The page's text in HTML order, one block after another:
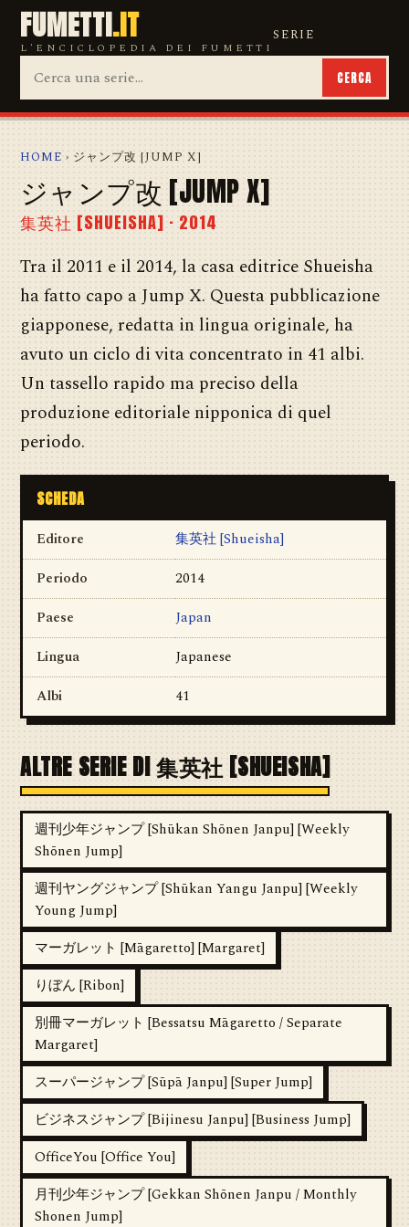
FUMETTI.IT
L'ENCICLOPEDIA DEI FUMETTI
SERIE
CERCA
HOME › ジャンプ改 [JUMP X]
ジャンプ改 [JUMP X]
集英社 [SHUEISHA] · 2014
Tra il 2011 e il 2014, la casa editrice Shueisha
ha fatto capo a Jump X. Questa pubblicazione
giapponese, redatta in lingua originale, ha
avuto un ciclo di vita concentrato in 41 albi.
Un tassello rapido ma preciso della
produzione editoriale nipponica di quel
periodo.
SCHEDA
Editore
集英社 [Shueisha]
Periodo
2014
Paese
Japan
Lingua
Japanese
Albi
41
ALTRE SERIE DI 集英社 [SHUEISHA]
週刊少年ジャンプ [Shūkan Shōnen Janpu] [Weekly
Shōnen Jump]
週刊ヤングジャンプ [Shūkan Yangu Janpu] [Weekly
Young Jump]
マーガレット [Māgaretto] [Margaret]
りぼん [Ribon]
別冊マーガレット [Bessatsu Māgaretto / Separate
Margaret]
スーパージャンプ [Sūpā Janpu] [Super Jump]
ビジネスジャンプ [Bijinesu Janpu] [Business Jump]
OfficeYou [Office You]
月刊少年ジャンプ [Gekkan Shōnen Janpu / Monthly
Shonen Jump]